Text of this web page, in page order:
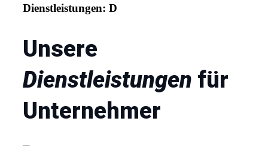
Dienstleistungen: D
Unsere
Dienstleistungen für
Unternehmer